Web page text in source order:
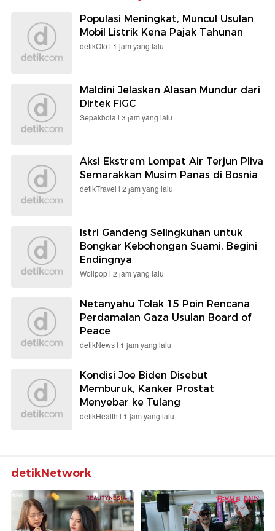
Populasi Meningkat, Muncul Usulan
Mobil Listrik Kena Pajak Tahunan
detikOto | 1 jam yang lalu
Maldini Jelaskan Alasan Mundur dari
Dirtek FIGC
Sepakbola | 3 jam yang lalu
Aksi Ekstrem Lompat Air Terjun Pliva
Semarakkan Musim Panas di Bosnia
detikTravel | 2 jam yang lalu
Istri Gandeng Selingkuhan untuk
Bongkar Kebohongan Suami, Begini
Endingnya
Wolipop | 2 jam yang lalu
Netanyahu Tolak 15 Poin Rencana
Perdamaian Gaza Usulan Board of
Peace
detikNews | 1 jam yang lalu
Kondisi Joe Biden Disebut
Memburuk, Kanker Prostat
Menyebar ke Tulang
detikHealth | 1 jam yang lalu
detikNetwork